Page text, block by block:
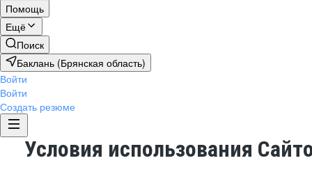
Помощь
Ещё
Поиск
Баклань (Брянская область)
Войти
Войти
Создать резюме
Условия использования